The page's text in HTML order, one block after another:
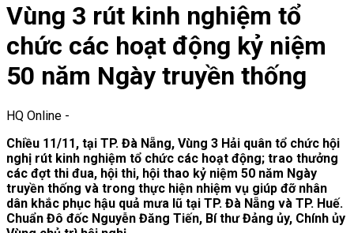
Vùng 3 rút kinh nghiệm tổ
chức các hoạt động kỷ niệm
50 năm Ngày truyền thống
HQ Online -
Chiều 11/11, tại TP. Đà Nẵng, Vùng 3 Hải quân tổ chức hội
nghị rút kinh nghiệm tổ chức các hoạt động; trao thưởng
các đợt thi đua, hội thi, hội thao kỷ niệm 50 năm Ngày
truyền thống và trong thực hiện nhiệm vụ giúp đỡ nhân
dân khắc phục hậu quả mưa lũ tại TP. Đà Nẵng và TP. Huế.
Chuẩn Đô đốc Nguyễn Đăng Tiến, Bí thư Đảng ủy, Chính ủy